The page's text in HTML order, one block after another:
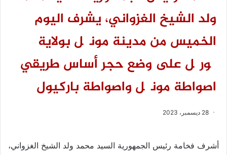
ولد الشيخ الغزواني، يشرف اليوم
الخميس من مدينة مونگل بولاية
گورگل على وضع حجر أساس طريقي
اصواطة مونگل واصواطة باركيول
28 ديسمبر، 2023
أشرف فخامة رئيس الجمهورية السيد محمد ولد الشيخ الغزواني،